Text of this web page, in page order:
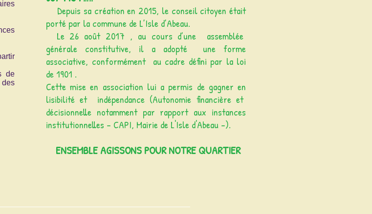
de
Depuis sa création en 2015, le conseil citoyen était
porté par la commune de L’Isle d’Abeau.
Le 26 août 2017 , au cours d’une assemblée
générale constitutive, il a adopté une forme
associative, conformément au cadre défini par la loi
de 1901 .
Cette mise en association lui a permis de gagner en
lisibilité et indépendance (Autonomie financière et
décisionnelle notamment par rapport aux instances
institutionnelles - CAPI, Mairie de L'Isle d'Abeau -).
ENSEMBLE AGISSONS POUR NOTRE QUARTIER